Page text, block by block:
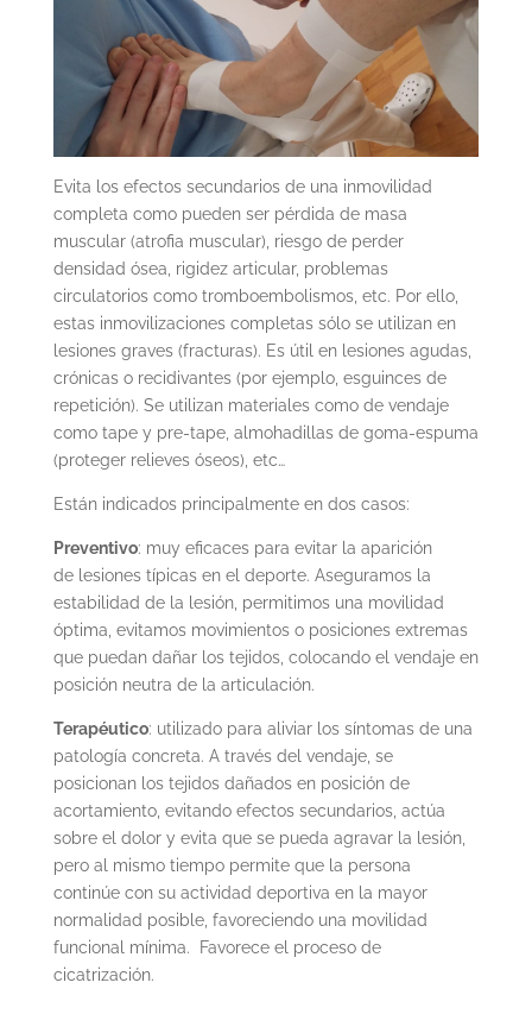
Evita los efectos secundarios de una inmovilidad
completa como pueden ser pérdida de masa
muscular (atrofia muscular), riesgo de perder
densidad ósea, rigidez articular, problemas
circulatorios como tromboembolismos, etc. Por ello,
estas inmovilizaciones completas sólo se utilizan en
lesiones graves (fracturas). Es útil en lesiones agudas,
crónicas o recidivantes (por ejemplo, esguinces de
repetición). Se utilizan materiales como de vendaje
como tape y pre-tape, almohadillas de goma-espuma
(proteger relieves óseos), etc…
Están indicados principalmente en dos casos:
Preventivo: muy eficaces para evitar la aparición
de lesiones típicas en el deporte. Aseguramos la
estabilidad de la lesión, permitimos una movilidad
óptima, evitamos movimientos o posiciones extremas
que puedan dañar los tejidos, colocando el vendaje en
posición neutra de la articulación.
Terapéutico: utilizado para aliviar los síntomas de una
patología concreta. A través del vendaje, se
posicionan los tejidos dañados en posición de
acortamiento, evitando efectos secundarios, actúa
sobre el dolor y evita que se pueda agravar la lesión,
pero al mismo tiempo permite que la persona
continúe con su actividad deportiva en la mayor
normalidad posible, favoreciendo una movilidad
funcional mínima. Favorece el proceso de
cicatrización.